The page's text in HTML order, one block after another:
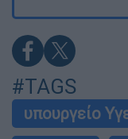
#TAGS
υπουργείο